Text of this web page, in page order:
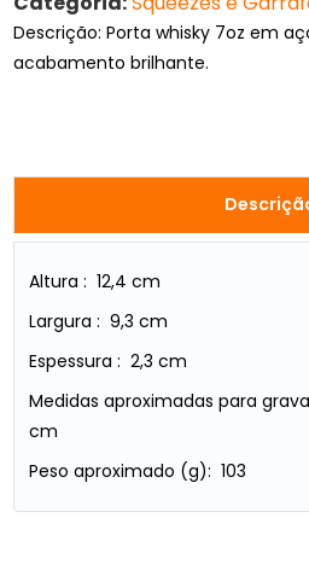
Descrição: Porta whisky 7oz em
acabamento brilhante.
Altura : 12,4 cm
Largura : 9,3 cm
Espessura : 2,3 cm
Medidas aproximadas para
cm
Peso aproximado (g): 103